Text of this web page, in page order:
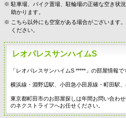
駐車場、バイク置場、駐輪場の正確な空き状
助かります。
こちら以外にも空室がある場合がございます
ください。
レオパレスサンハイムS
「レオパレスサンハイムS *****」の部屋情報で
横浜線・淵野辺駅、小田急小田原線・町田駅
東京都町田市のお部屋探しは年間お問い合わ
のネクストライフへお任せください。